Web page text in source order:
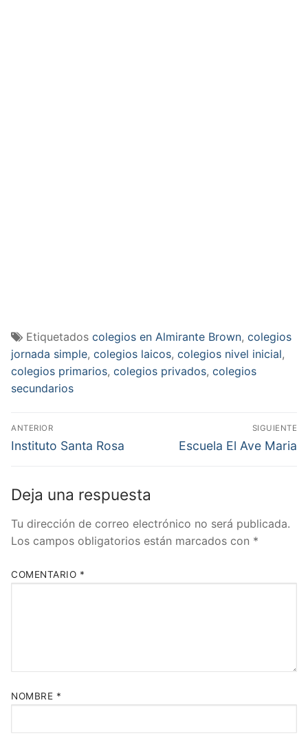
Etiquetados colegios en Almirante Brown, colegios
jornada simple, colegios laicos, colegios nivel inicial,
colegios primarios, colegios privados, colegios
secundarios
Navegación
de
ANTERIOR
Entrada
Instituto Santa Rosa
SIGUIENTE
Entrada
Escuela El Ave Maria
Deja una respuesta
Tu dirección de correo electrónico no será publicada.
Los campos obligatorios están marcados con *
COMENTARIO *
NOMBRE *